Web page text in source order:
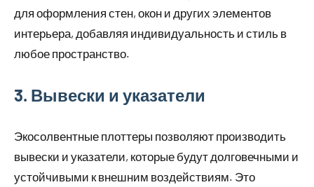
для оформления стен, окон и других элементов
интерьера, добавляя индивидуальность и стиль в
любое пространство.
3. Вывески и указатели
Экосолвентные плоттеры позволяют производить
вывески и указатели, которые будут долговечными и
устойчивыми к внешним воздействиям. Это